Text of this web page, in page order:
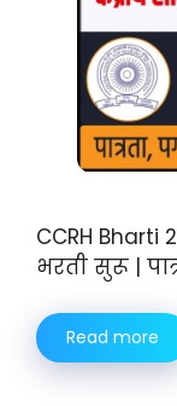
CCRH Bharti
भरती सुरू |
Read more